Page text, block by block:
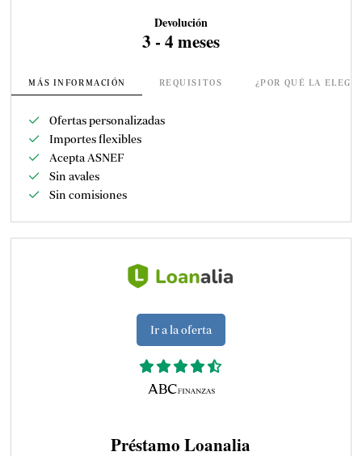
Devolución
3 - 4 meses
MÁS INFORMACIÓN REQUISITOS ¿POR QUÉ LA
Ofertas personalizadas
Importes flexibles
Acepta ASNEF
Sin avales
Sin comisiones
Ir a la oferta
Préstamo Loanalia